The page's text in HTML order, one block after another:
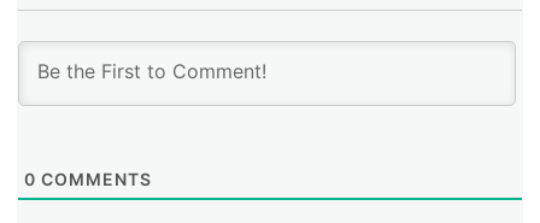
busca que la mayor cantidad de personas estén de
acuerdo y que no queden objeciones técnicas sin
discutir.
0 COMMENTS